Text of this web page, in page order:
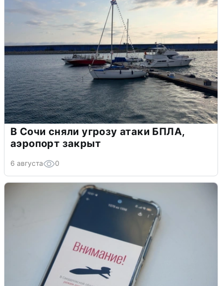
В Сочи сняли угрозу атаки БПЛА,
аэропорт закрыт
6 августа 0